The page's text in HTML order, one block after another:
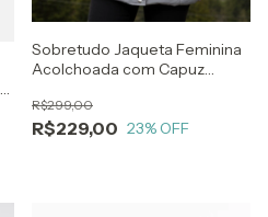
Sobretudo Jaqueta Feminina
Acolchoada com Capuz
R$229,00
R$299,00
23% OFF